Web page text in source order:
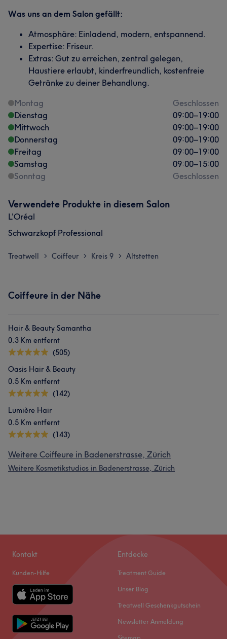
Was uns an dem Salon gefällt:
Atmosphäre: Einladend, modern, entspannend.
Expertise: Friseur.
Extras: Gut zu erreichen, zentral gelegen,
Haustiere erlaubt, kinderfreundlich, kostenfreie
Getränke zu deiner Behandlung.
Montag
Geschlossen
Dienstag
09:00–19:00
Mittwoch
09:00–19:00
Donnerstag
09:00–19:00
Freitag
09:00–19:00
Samstag
09:00–15:00
Sonntag
Geschlossen
Verwendete Produkte in diesem Salon
L'Oréal
Schwarzkopf Professional
Treatwell > Coiffeur > Kreis 9 > Altstetten
Coiffeure in der Nähe
Hair & Beauty Samantha
0.3 Km entfernt
(505)
Oasis Hair & Beauty
0.5 Km entfernt
(142)
Lumière Hair
0.5 Km entfernt
(143)
Weitere Coiffeure in Badenerstrasse, Zürich
Weitere Kosmetikstudios in Badenerstrasse, Zürich
Kontakt
Kunden-Hilfe
Entdecke
Treatment Guide
Unser Blog
Treatwell Geschenkgutschein
Newsletter Anmeldung